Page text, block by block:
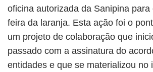
oficina autorizada da Sanipina para
feira da laranja. Esta ação foi o
um projeto de colaboração que
passado com a assinatura do
entidades e que se materializou no